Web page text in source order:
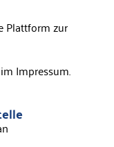
Plattform zur
Impressum.